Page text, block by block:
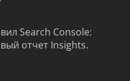
Search Console:
отчет Insights.